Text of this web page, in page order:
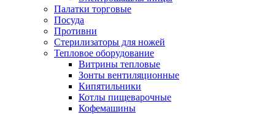
Палатки торговые
Посуда
Противни
Стерилизаторы для ножей
Тепловое оборудование
Витрины тепловые
Зонты вентиляционные
Кипятильники
Котлы пищеварочные
Кофемашины